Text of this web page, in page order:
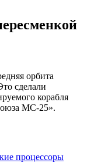
орбита
сделали
корабля
МС-25».
процессоры